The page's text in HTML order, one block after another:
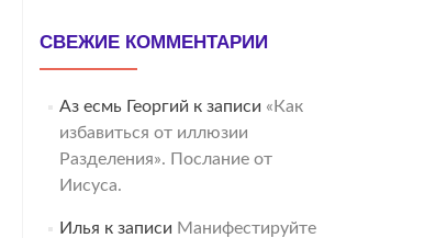
СВЕЖИЕ КОММЕНТАРИИ
Аз есмь Георгий к записи «Как
избавиться от иллюзии
Разделения». Послание от
Иисуса.
Илья к записи Манифестируйте